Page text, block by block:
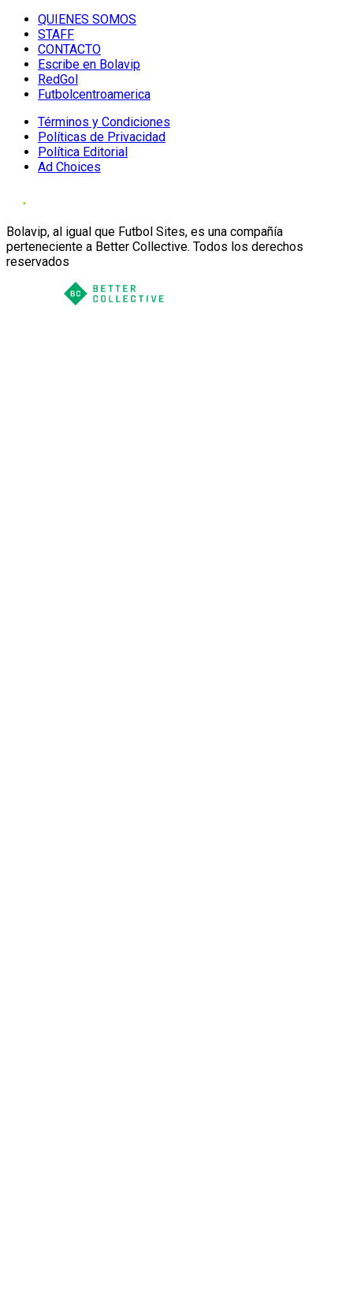
QUIENES SOMOS
STAFF
CONTACTO
Escribe en Bolavip
RedGol
Futbolcentroamerica
Términos y Condiciones
Políticas de Privacidad
Política Editorial
Ad Choices
Bolavip, al igual que Futbol Sites, es una compañía
perteneciente a Better Collective. Todos los derechos
reservados